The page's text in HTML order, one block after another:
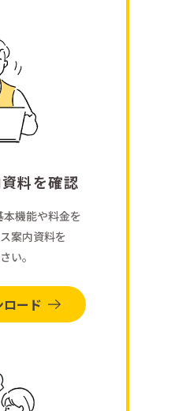
料を確認
機能や料金を
案内資料を
い。
ード